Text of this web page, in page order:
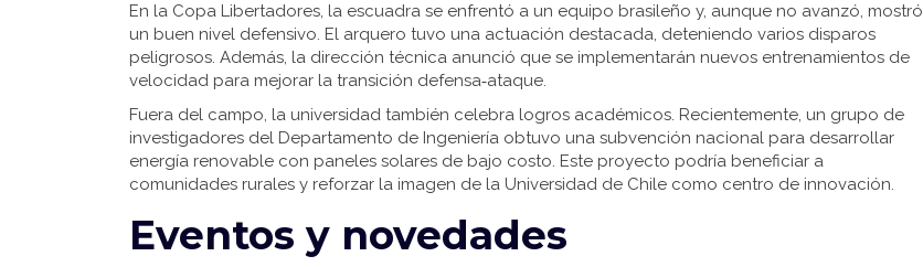
En la Copa Libertadores, la escuadra se enfrentó a un equipo brasileño y, aunque no avanzó, mostró
un buen nivel defensivo. El arquero tuvo una actuación destacada, deteniendo varios disparos
peligrosos. Además, la dirección técnica anunció que se implementarán nuevos entrenamientos de
velocidad para mejorar la transición defensa‑ataque.
Fuera del campo, la universidad también celebra logros académicos. Recientemente, un grupo de
investigadores del Departamento de Ingeniería obtuvo una subvención nacional para desarrollar
energía renovable con paneles solares de bajo costo. Este proyecto podría beneficiar a
comunidades rurales y reforzar la imagen de la Universidad de Chile como centro de innovación.
Eventos y novedades